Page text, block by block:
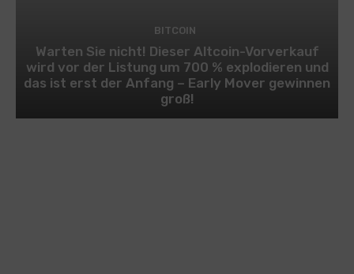
BITCOIN
Warten Sie nicht! Dieser Altcoin-Vorverkauf
wird vor der Listung um 700 % explodieren und
das ist erst der Anfang – Early Mover gewinnen
groß!